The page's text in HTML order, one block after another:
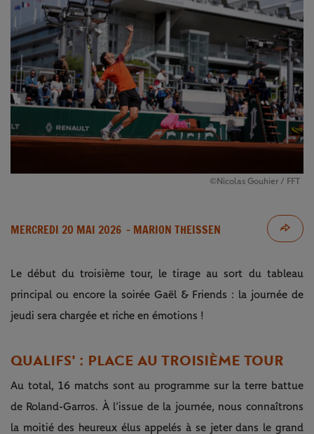
©Nicolas Gouhier / FFT
MERCREDI 20 MAI 2026 - MARION THEISSEN
Le début du troisième tour, le tirage au sort du tableau
principal ou encore la soirée Gaël & Friends : la journée de
jeudi sera chargée et riche en émotions !
QUALIFS' : PLACE AU TROISIÈME TOUR
Au total, 16 matchs sont au programme sur la terre battue
de Roland-Garros. À l’issue de la journée, nous connaîtrons
la moitié des heureux élus appelés à se jeter dans le grand